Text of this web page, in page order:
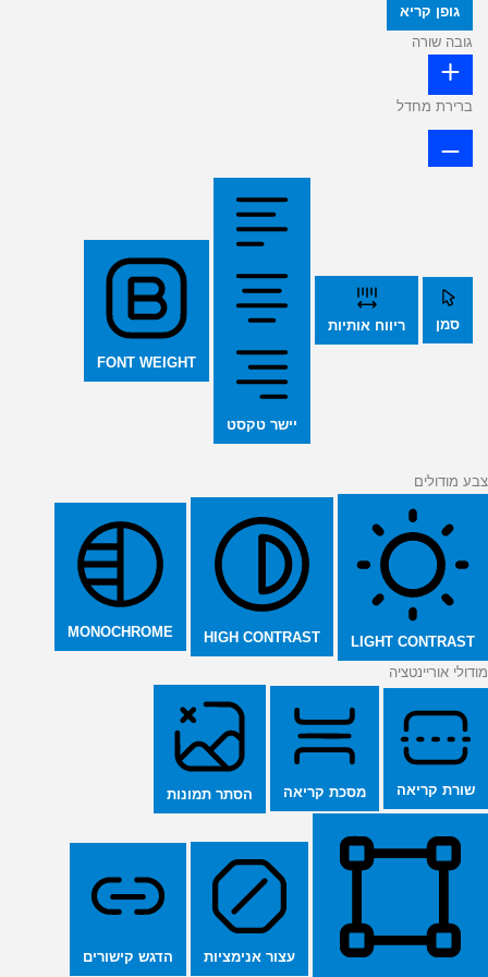
גופן קריא
גובה שורה
ברירת מחדל
סמן ריווח אותיות
יישר טקסט
FONT WEIGHT
צבע מודולים
LIGHT CONTRAST
HIGH CONTRAST
MONOCHROME
מודולי אוריינטציה
שורת קריאה מסכת קריאה הסתר תמונות
עצור אנימציות הדגש קישורים